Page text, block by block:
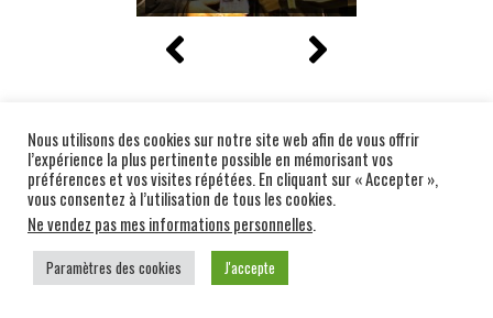
Nous utilisons des cookies sur notre site web afin de vous offrir
l’expérience la plus pertinente possible en mémorisant vos
préférences et vos visites répétées. En cliquant sur « Accepter »,
vous consentez à l’utilisation de tous les cookies.
Ne vendez pas mes informations personnelles.
Paramètres des cookies J'accepte